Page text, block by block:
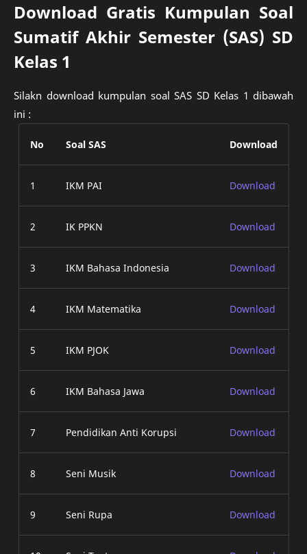
Download Gratis Kumpulan Soal
Sumatif Akhir Semester (SAS) SD
Kelas 1
Silakn download kumpulan soal SAS SD Kelas 1 dibawah
ini :
No Soal SAS Download
1 IKM PAI Download
2 IK PPKN Download
3 IKM Bahasa Indonesia Download
4 IKM Matematika Download
5 IKM PJOK Download
6 IKM Bahasa Jawa Download
7 Pendidikan Anti Korupsi Download
8 Seni Musik Download
9 Seni Rupa Download